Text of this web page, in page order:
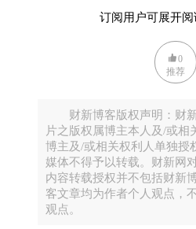
即巴必须与印度和阿富汗寻求
以下将此社论全文照译，以
巴《周五时
2017年2月
恐怖分子在奎塔、拉合尔以
发起攻击。“自由者党”（Jamaat
责，并发布一则录相，显示其
订阅用户可展开阅
0
推荐
财新博客版权声明：财新
片之版权属博主本人及/或相
博主及/或相关权利人单独授
媒体不得予以转载。财新网
内容转载授权并不包括财新
客文章均为作者个人观点，
观点。